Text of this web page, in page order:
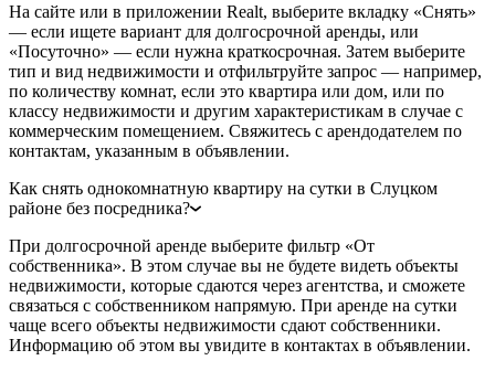
На сайте или в приложении Realt, выберите вкладку «Снять»
— если ищете вариант для долгосрочной аренды, или
«Посуточно» — если нужна краткосрочная. Затем выберите
тип и вид недвижимости и отфильтруйте запрос — например,
по количеству комнат, если это квартира или дом, или по
классу недвижимости и другим характеристикам в случае с
коммерческим помещением. Свяжитесь с арендодателем по
контактам, указанным в объявлении.
Как снять однокомнатную квартиру на сутки в Слуцком
районе без посредника?
При долгосрочной аренде выберите фильтр «От
собственника». В этом случае вы не будете видеть объекты
недвижимости, которые сдаются через агентства, и сможете
связаться с собственником напрямую. При аренде на сутки
чаще всего объекты недвижимости сдают собственники.
Информацию об этом вы увидите в контактах в объявлении.